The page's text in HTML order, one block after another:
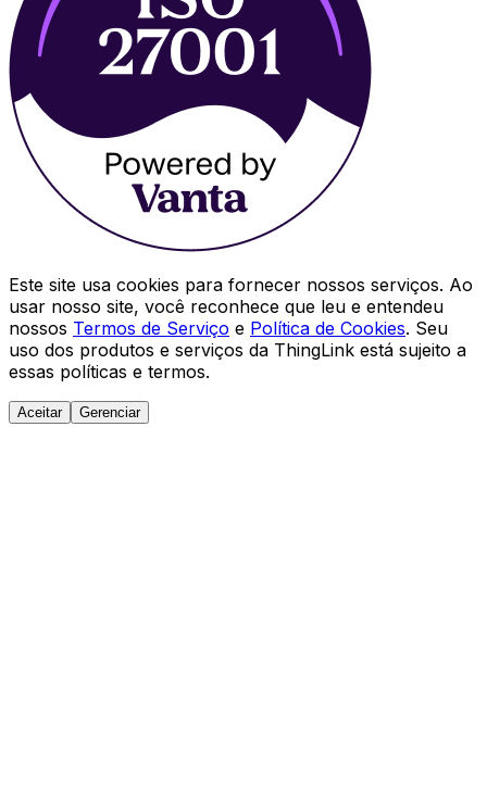
Este site usa cookies para fornecer nossos serviços. Ao
usar nosso site, você reconhece que leu e entendeu
nossos Termos de Serviço e Política de Cookies. Seu
uso dos produtos e serviços da ThingLink está sujeito a
essas políticas e termos.
Aceitar Gerenciar